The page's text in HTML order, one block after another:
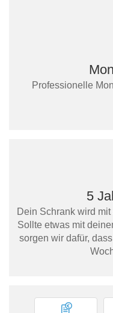
Professionelle
5
Dein Schrank wird
Sollte etwas mit
sorgen wir dafür,